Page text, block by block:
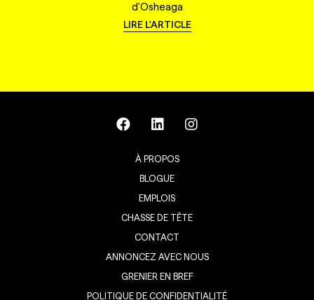
d'Osheaga
LIRE L'ARTICLE
À PROPOS
BLOGUE
EMPLOIS
CHASSE DE TÊTE
CONTACT
ANNONCEZ AVEC NOUS
GRENIER EN BREF
POLITIQUE DE CONFIDENTIALITÉ